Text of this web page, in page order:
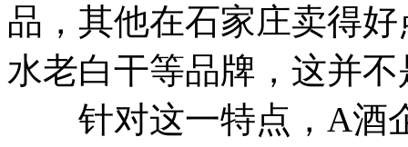
品，其他在石家庄卖得
水老白干等品牌，这并
针对这一特点，A酒